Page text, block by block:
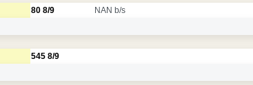
80 8/9 NAN b/s
545 8/9